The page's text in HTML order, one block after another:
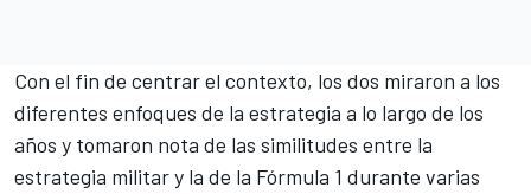
Con el fin de centrar el contexto, los dos miraron a los
diferentes enfoques de la estrategia a lo largo de los
años y tomaron nota de las similitudes entre la
estrategia militar y la de la Fórmula 1 durante varias